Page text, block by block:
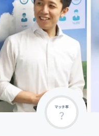
マッチ率